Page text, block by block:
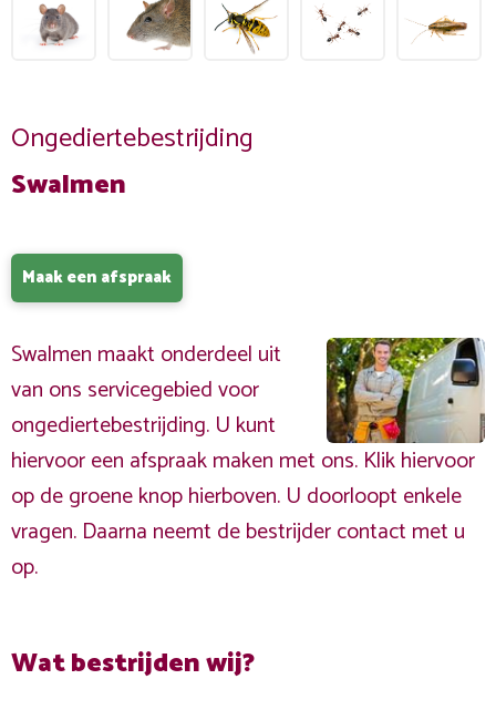
Ongediertebestrijding
Swalmen
Maak een afspraak
Swalmen maakt onderdeel uit
van ons servicegebied voor
ongediertebestrijding. U kunt
hiervoor een afspraak maken met ons. Klik hiervoor
op de groene knop hierboven. U doorloopt enkele
vragen. Daarna neemt de bestrijder contact met u
op.
Wat bestrijden wij?